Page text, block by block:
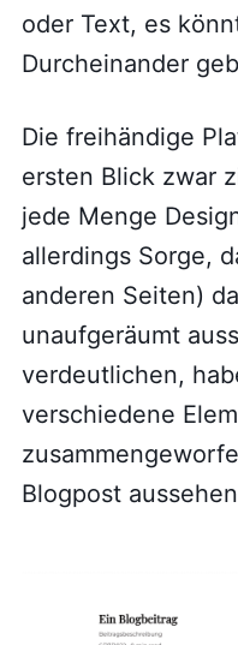
oder Text, es
Durcheinander
Die freihändige
ersten Blick zwar
jede Menge
allerdings Sorge,
anderen Seiten)
unaufgeräumt
verdeutlichen,
verschiedene
Blogpost